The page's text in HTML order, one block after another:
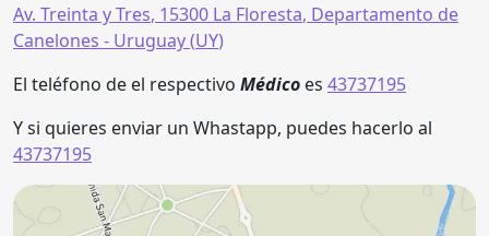
Av. Treinta y Tres, 15300 La Floresta, Departamento de
Canelones - Uruguay (UY)
El teléfono de el respectivo Médico es 43737195
Y si quieres enviar un Whastapp, puedes hacerlo al
43737195